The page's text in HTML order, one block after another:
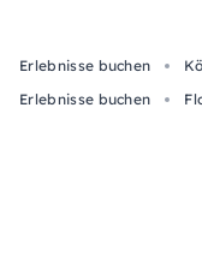
Erlebnisse buchen
Erlebnisse buchen